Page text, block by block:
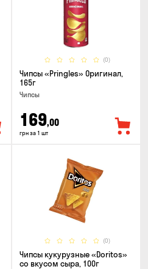
(0)
Чипсы «Pringles» Оригинал,
165г
Чипсы
169,00
грн за 1 шт
(0)
Чипсы кукурузные «Doritos»
со вкусом сыра, 100г